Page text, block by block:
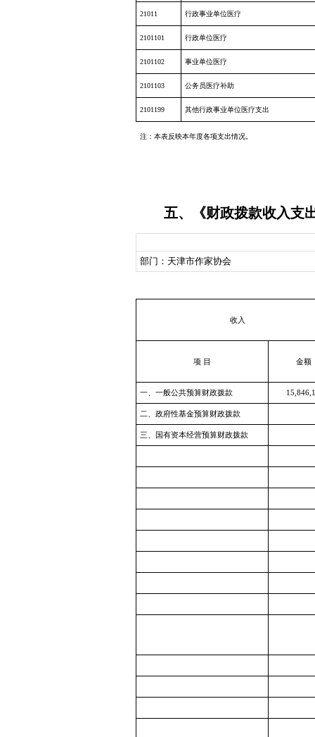
21011 行政事业单位医疗
2101101 行政单位医疗
2101102 事业单位医疗
2101103 公务员医疗补助
2101199 其他行政事业单位医疗支出
注：本表反映本年度各项支出情况。
五、《财政拨款收入支
部门：天津市作家协会
收入
项 目 金额
一、一般公共预算财政拨款
二、政府性基金预算财政拨款
三、国有资本经营预算财政拨款